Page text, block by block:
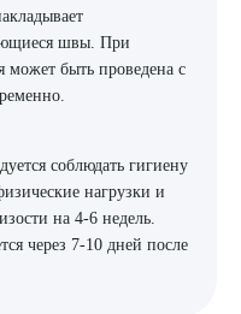
швы. При
может быть проведена с
соблюдать гигиену
нагрузки и
на 4-6 недель.
через 7-10 дней после